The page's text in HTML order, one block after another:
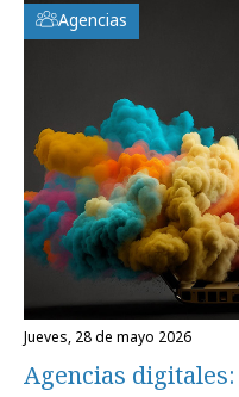
Agencias
jueves, 28 de mayo 2026
Agencias